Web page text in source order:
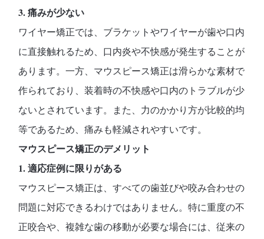
3. 痛みが少ない
ワイヤー矯正では、ブラケットやワイヤーが歯や口内
に直接触れるため、口内炎や不快感が発生することが
あります。一方、マウスピース矯正は滑らかな素材で
作られており、装着時の不快感や口内のトラブルが少
ないとされています。また、力のかかり方が比較的均
等であるため、痛みも軽減されやすいです。
マウスピース矯正のデメリット
1. 適応症例に限りがある
マウスピース矯正は、すべての歯並びや咬み合わせの
問題に対応できるわけではありません。特に重度の不
正咬合や、複雑な歯の移動が必要な場合には、従来の